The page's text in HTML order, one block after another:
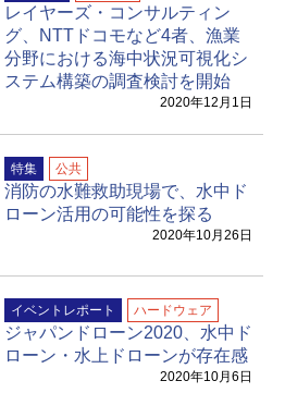
レイヤーズ・コンサルティン
グ、NTTドコモなど4者、漁業
分野における海中状況可視化シ
ステム構築の調査検討を開始
2020年12月1日
特集 公共
消防の水難救助現場で、水中ド
ローン活用の可能性を探る
2020年10月26日
イベントレポート ハードウェア
ジャパンドローン2020、水中ド
ローン・水上ドローンが存在感
2020年10月6日